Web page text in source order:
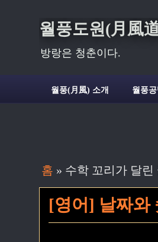
월풍도원(月風
방랑은 청춘이다.
월풍(月風) 소개 월풍
홈 » 수학 꼬리가 달린
[영어] 날짜와